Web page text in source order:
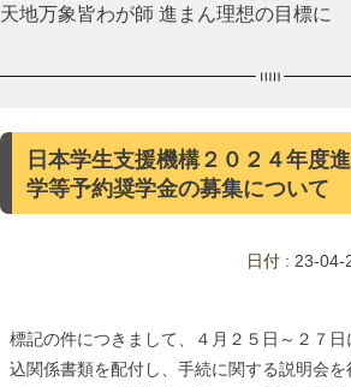
天地万象皆わが師 進まん理想の目標に
日本学生支援機構２０２４年度
学等予約奨学金の募集について
日付 : 23-
標記の件につきまして、４月２５日～２７
込関係書類を配付し、手続に関する説明会